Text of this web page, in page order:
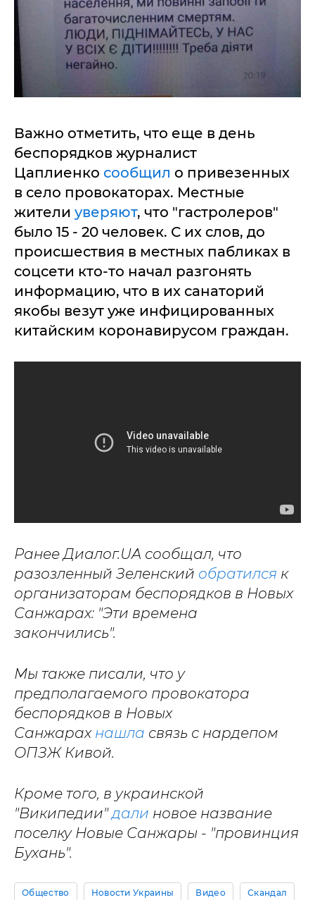
Важно отметить, что еще в день
беспорядков журналист
Цаплиенко сообщил о привезенных
в село провокаторах. Местные
жители уверяют, что "гастролеров"
было 15 - 20 человек. С их слов, до
происшествия в местных пабликах в
соцсети кто-то начал разгонять
информацию, что в их санаторий
якобы везут уже инфицированных
китайским коронавирусом граждан.
Ранее Диалог.UA сообщал, что
разозленный Зеленский обратился к
организаторам беспорядков в Новых
Санжарах: "Эти времена
закончились".
Мы также писали, что у
предполагаемого провокатора
беспорядков в Новых
Санжарах нашла связь с нардепом
ОПЗЖ Кивой.
Кроме того, в украинской
"Википедии"дали новое название
поселку Новые Санжары - "провинция
Бухань".
Общество Новости Украины Видео Скандал